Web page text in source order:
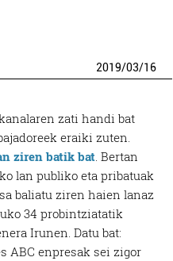
2019/03/16
zati handi bat
eraiki zuten.
ziren batik bat . Bertan
lan publiko eta pribatuak
baliatu ziren haien lanaz
34 probintziatatik
Irunen. Datu bat:
ABC enpresak sei zigor